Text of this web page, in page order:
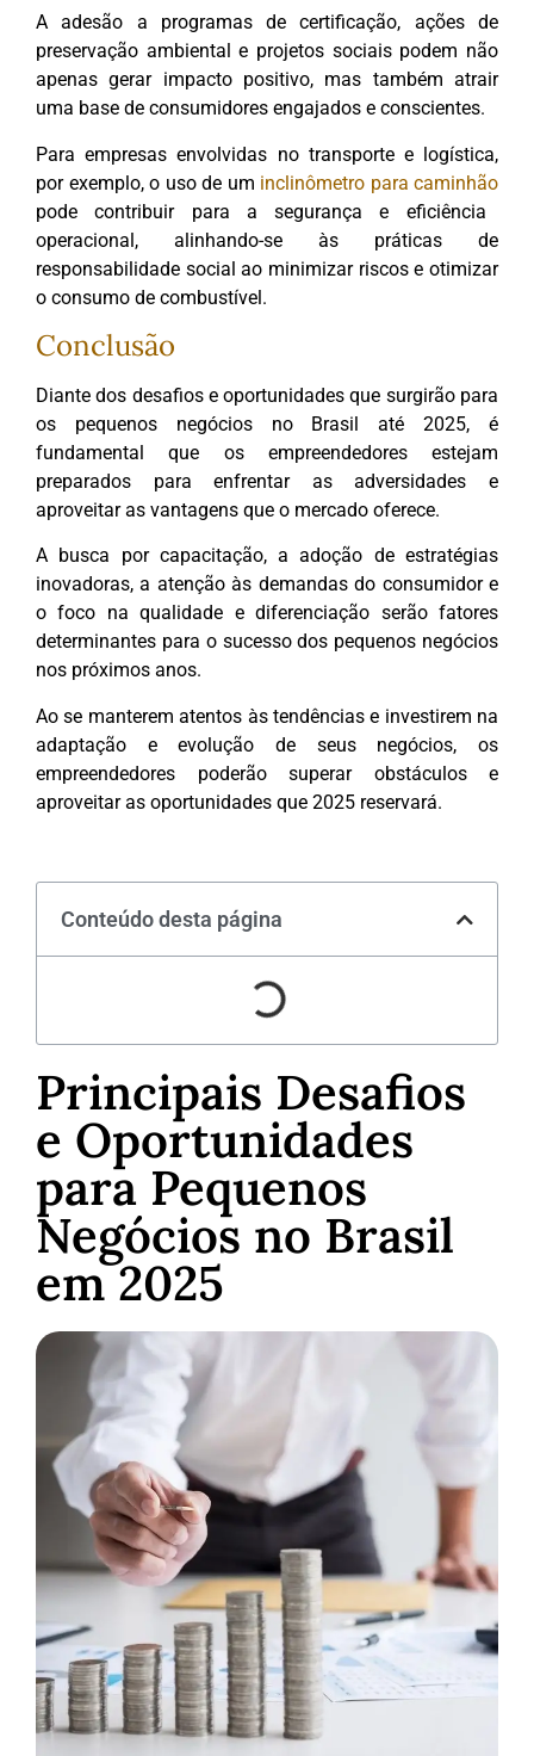
A adesão a programas de certificação, ações de
preservação ambiental e projetos sociais podem não
apenas gerar impacto positivo, mas também atrair
uma base de consumidores engajados e conscientes.
Para empresas envolvidas no transporte e logística,
por exemplo, o uso de um inclinômetro para caminhão
pode contribuir para a segurança e eficiência
operacional, alinhando-se às práticas de
responsabilidade social ao minimizar riscos e otimizar
o consumo de combustível.
Conclusão
Diante dos desafios e oportunidades que surgirão para
os pequenos negócios no Brasil até 2025, é
fundamental que os empreendedores estejam
preparados para enfrentar as adversidades e
aproveitar as vantagens que o mercado oferece.
A busca por capacitação, a adoção de estratégias
inovadoras, a atenção às demandas do consumidor e
o foco na qualidade e diferenciação serão fatores
determinantes para o sucesso dos pequenos negócios
nos próximos anos.
Ao se manterem atentos às tendências e investirem na
adaptação e evolução de seus negócios, os
empreendedores poderão superar obstáculos e
aproveitar as oportunidades que 2025 reservará.
Conteúdo desta página
Principais Desafios
e Oportunidades
para Pequenos
Negócios no Brasil
em 2025